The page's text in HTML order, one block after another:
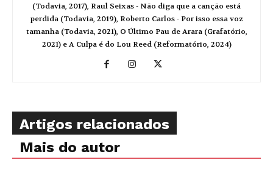
(Todavia, 2017), Raul Seixas - Não diga que a canção está
perdida (Todavia, 2019), Roberto Carlos - Por isso essa voz
tamanha (Todavia, 2021), O Último Pau de Arara (Grafatório,
2021) e A Culpa é do Lou Reed (Reformatório, 2024)
Artigos relacionados
Mais do autor